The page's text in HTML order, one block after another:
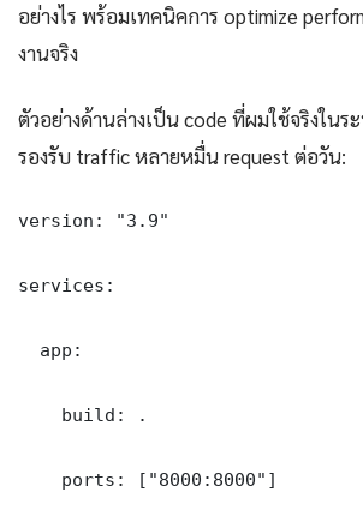
อย่างไร พร้อมเทคนิคการ optimize
งานจริง
ตัวอย่างด้านล่างเป็น code ที่ผมใช้จริงใน
รองรับ traffic หลายหมื่น request ต่อวัน:
version: "3.9"
services:
  app:
    build: .
    ports: ["8000:8000"]